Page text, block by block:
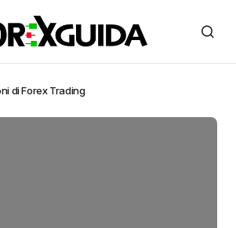
di Forex Trading